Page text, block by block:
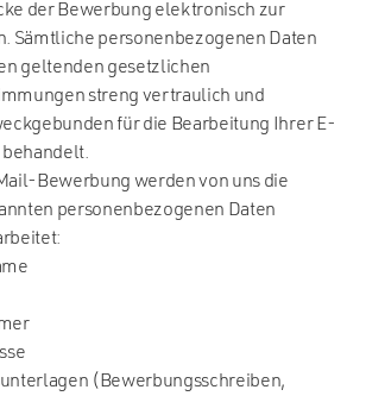
der Bewerbung elektronisch zur
Sämtliche personenbezogenen Daten
geltenden gesetzlichen
streng vertraulich und
für die Bearbeitung Ihrer E-
Bewerbung werden von uns die
personenbezogenen Daten
(Bewerbungsschreiben,